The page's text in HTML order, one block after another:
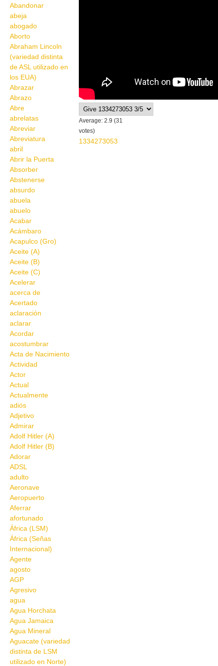
Abandonar
abeja
abogado
Aborto
Abraham Lincoln
(variedad distinta
de ASL utilizado en
los EUA)
Abrazar
Abrazo
Abre
abrelatas
Abreviar
Abreviatura
abril
Abrir la Puerta
Absorber
Abstenerse
absurdo
abuela
abuelo
Acabar
Acámbaro
Acapulco (Gro)
Aceite (A)
Aceite (B)
Aceite (C)
Acelerar
acerca de
Acertado
aclaración
aclarar
Acordar
acostumbrar
Acta de Nacimiento
Actividad
Actor
Actual
Actualmente
adiós
Adjetivo
Admirar
Adolf Hitler (A)
Adolf Hitler (B)
Adorar
ADSL
adulto
Aeronave
Aeropuerto
Aferrar
afortunado
África (LSM)
África (Señas
Internacional)
Agente
agosto
AGP
Agresivo
agua
Agua Horchata
Agua Jamaica
Agua Mineral
Aguacate (variedad
distinta de LSM
utilizado en Norte)
Average: 2.9 (31
votes)
1334273053